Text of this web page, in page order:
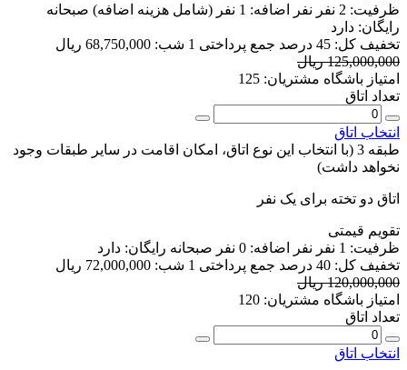
ظرفیت: 2 نفر نفر اضافه: 1 نفر (شامل هزینه اضافه) صبحانه
رایگان: دارد
تخفیف کل: 45 درصد جمع پرداختی 1 شب:
68,750,000 ریال
125,000,000 ریال
امتیاز باشگاه مشتریان: 125
تعداد اتاق
انتخاب اتاق
طبقه 3 (با انتخاب این نوع اتاق، امکان اقامت در سایر طبقات وجود
نخواهد داشت)
اتاق دو تخته برای یک نفر
تقویم قیمتی
ظرفیت: 1 نفر نفر اضافه: 0 نفر صبحانه رایگان: دارد
تخفیف کل: 40 درصد جمع پرداختی 1 شب:
72,000,000 ریال
120,000,000 ریال
امتیاز باشگاه مشتریان: 120
تعداد اتاق
انتخاب اتاق